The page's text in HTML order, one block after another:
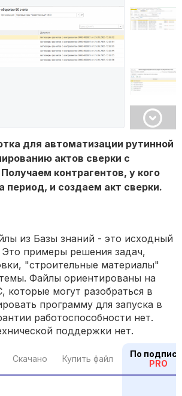
для автоматизации рутинной
актов сверки с
контрагентов, у кого
период, и создаем акт сверки.
из Базы знаний - это исходный
Это примеры решения задач,
"строительные материалы"
Файлы ориентированы на
которые могут разобраться в
программу для запуска в
работоспособности нет.
поддержки нет.
Скачано Купить файл
По
PRO